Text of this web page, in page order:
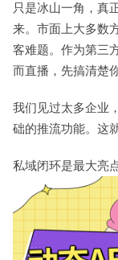
只是冰山一角，真
来。市面上大多数
客难题。作为第三
而直播，先搞清楚
我们见过太多企业
础的推流功能。这
私域闭环是最大亮